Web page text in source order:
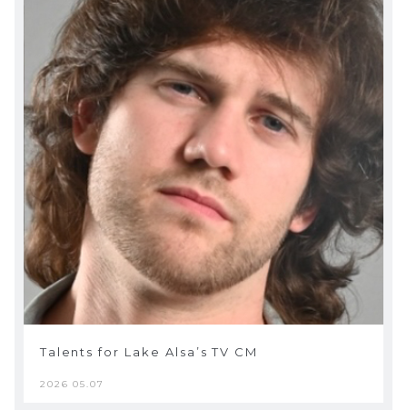
Talents for Lake Alsa’s TV CM
2026 05.07